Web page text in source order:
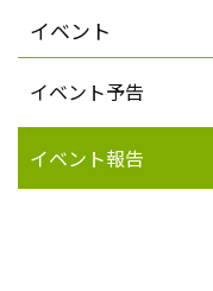
イベント
イベント予告
イベント報告